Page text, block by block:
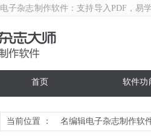
电子杂志制作软件 ：支持导入PDF，易
首页 软件功
当前位置 ： 名编辑电子杂志制作软